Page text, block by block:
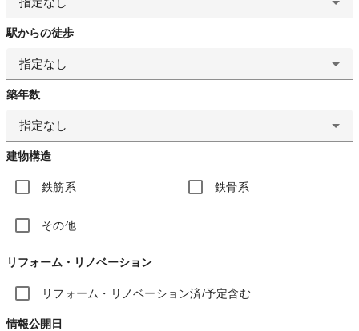
駅からの徒歩
指定なし
築年数
指定なし
建物構造
鉄筋系 鉄骨系
その他
リフォーム・リノベーション
リフォーム・リノベーション済/予定含む
情報公開日